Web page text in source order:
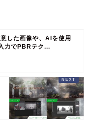
した画像や、AIを使用
力でPBRテク...